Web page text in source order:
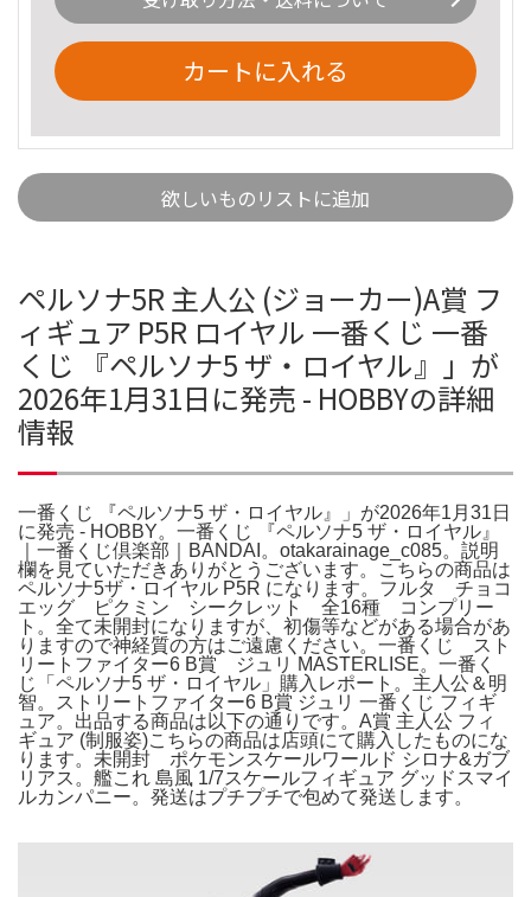
カートに入れる
欲しいものリストに追加
ペルソナ5R 主人公 (ジョーカー)A賞 フ
ィギュア P5R ロイヤル 一番くじ 一番
くじ 『ペルソナ5 ザ・ロイヤル』」が
2026年1月31日に発売 - HOBBYの詳細
情報
一番くじ 『ペルソナ5 ザ・ロイヤル』」が2026年1月31日
に発売 - HOBBY。一番くじ 『ペルソナ5 ザ・ロイヤル』
｜一番くじ倶楽部｜BANDAI。otakarainage_c085。説明
欄を見ていただきありがとうございます。こちらの商品は
ペルソナ5ザ・ロイヤル P5R になります。フルタ チョコ
エッグ ピクミン シークレット 全16種 コンプリー
ト。全て未開封になりますが、初傷等などがある場合があ
りますので神経質の方はご遠慮ください。一番くじ スト
リートファイター6 B賞 ジュリ MASTERLISE。一番く
じ「ペルソナ5 ザ・ロイヤル」購入レポート。主人公＆明
智。ストリートファイター6 B賞 ジュリ 一番くじ フィギ
ュア。出品する商品は以下の通りです。A賞 主人公 フィ
ギュア (制服姿)こちらの商品は店頭にて購入したものにな
ります。未開封 ポケモンスケールワールド シロナ&ガブ
リアス。艦これ 島風 1/7スケールフィギュア グッドスマイ
ルカンパニー。発送はプチプチで包めて発送します。